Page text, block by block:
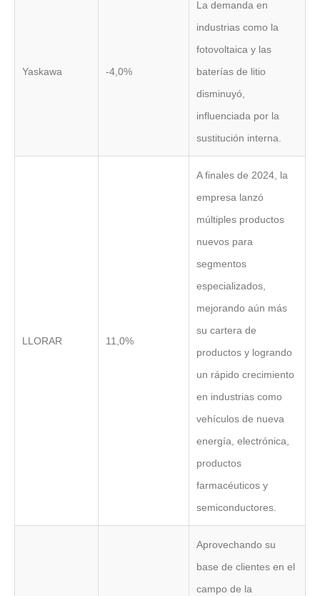
Yaskawa -4,0%
La demanda en
industrias como la
fotovoltaica y las
baterías de litio
disminuyó,
influenciada por la
sustitución interna.
LLORAR 11,0%
A finales de 2024, la
empresa lanzó
múltiples productos
nuevos para
segmentos
especializados,
mejorando aún más
su cartera de
productos y logrando
un rápido crecimiento
en industrias como
vehículos de nueva
energía, electrónica,
productos
farmacéuticos y
semiconductores.
Aprovechando su
base de clientes en el
campo de la